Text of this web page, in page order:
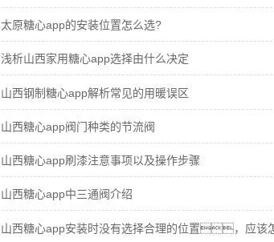
太原糖心app的安装位置怎么选?
浅析山西家用糖心app选择由什么决定
山西钢制糖心app解析常见的用暖误区
山西糖心app阀门种类的节流阀
山西糖心app刷漆注意事项以及操作步骤
山西糖心app中三通阀介绍
山西糖心app安装时没有选择合理的位置，应